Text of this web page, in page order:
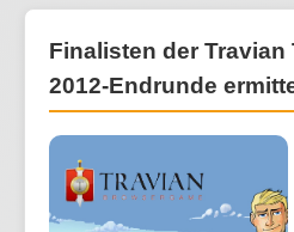
Finalisten der Travian
2012-Endrunde